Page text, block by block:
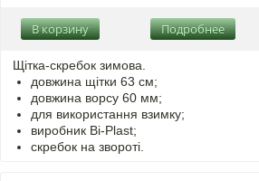
Подробнее
В корзину
Щітка-скребок зимова.
довжина щітки 63 см;
довжина ворсу 60 мм;
для використання взимку;
виробник Bi-Plast;
скребок на звороті.